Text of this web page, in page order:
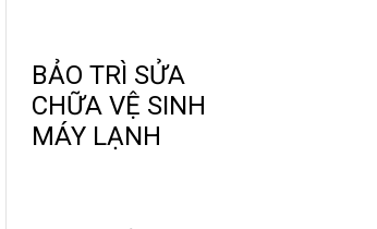
BẢO TRÌ SỬA
CHỮA VỆ SINH
MÁY LẠNH